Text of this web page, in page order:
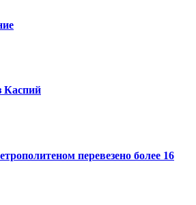
Каспий
перевезено более 16